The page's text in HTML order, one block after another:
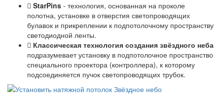
StarPins - технология, основанная на проколе
полотна, установке в отверстия светопроводящих
булавок и прикреплении к подпотолочному пространству
светодиодной ленты.
Классическая технология создания звёздного неба
подразумевает установку в подпотолочное пространство
специального проектора (контроллера), к которому
подсоединяется пучок светопроводящих трубок.